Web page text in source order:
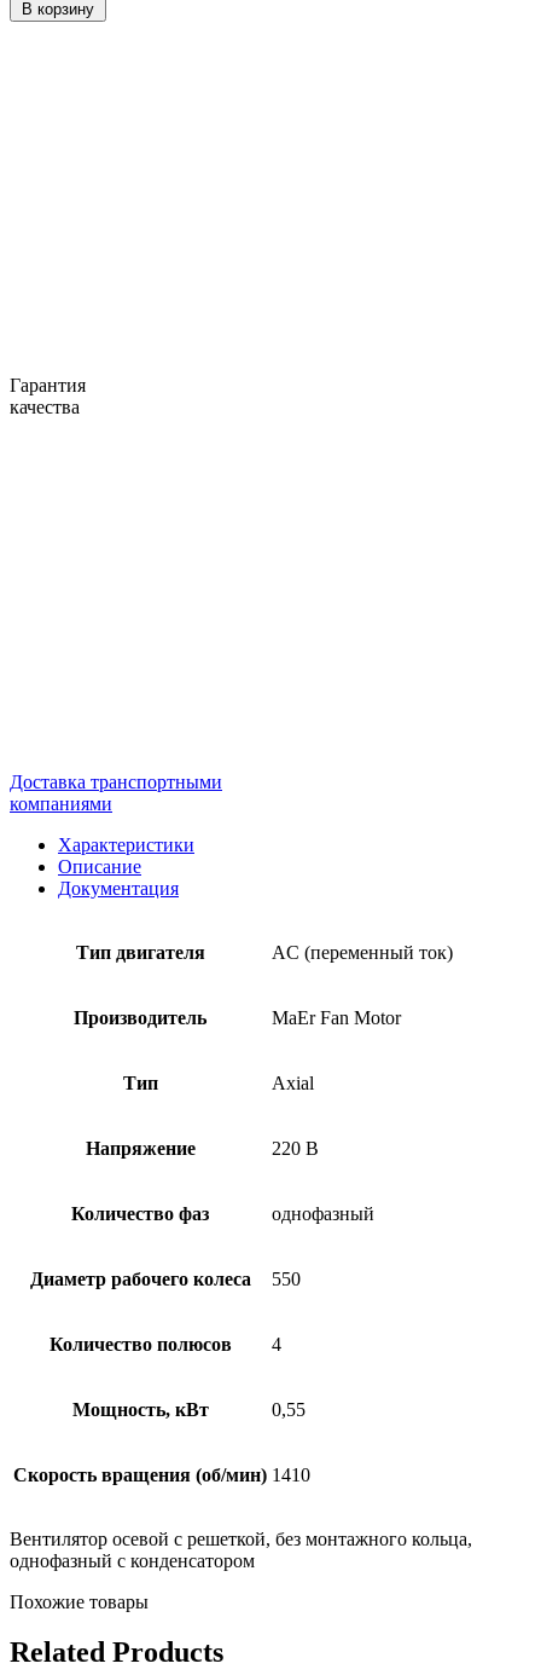
В корзину
Гарантия
качества
Доставка транспортными
компаниями
Характеристики
Описание
Документация
Тип двигателя AC (переменный ток)
Производитель MaEr Fan Motor
Тип Axial
Напряжение 220 В
Количество фаз однофазный
Диаметр рабочего колеса 550
Количество полюсов 4
Мощность, кВт 0,55
Скорость вращения (об/мин) 1410
Вентилятор осевой с решеткой, без монтажного кольца,
однофазный с конденсатором
Похожие товары
Related Products